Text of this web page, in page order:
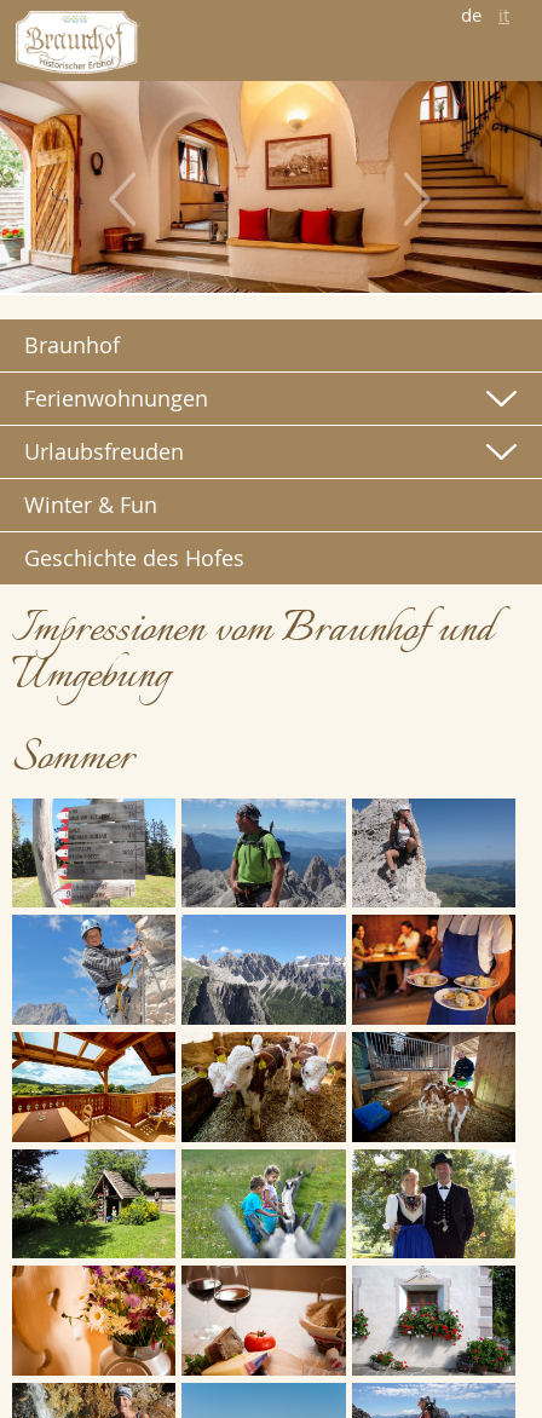
de it
Braunhof
Ferienwohnungen
Urlaubsfreuden
Winter & Fun
Geschichte des Hofes
Impressionen vom Braunhof und
Umgebung
Sommer